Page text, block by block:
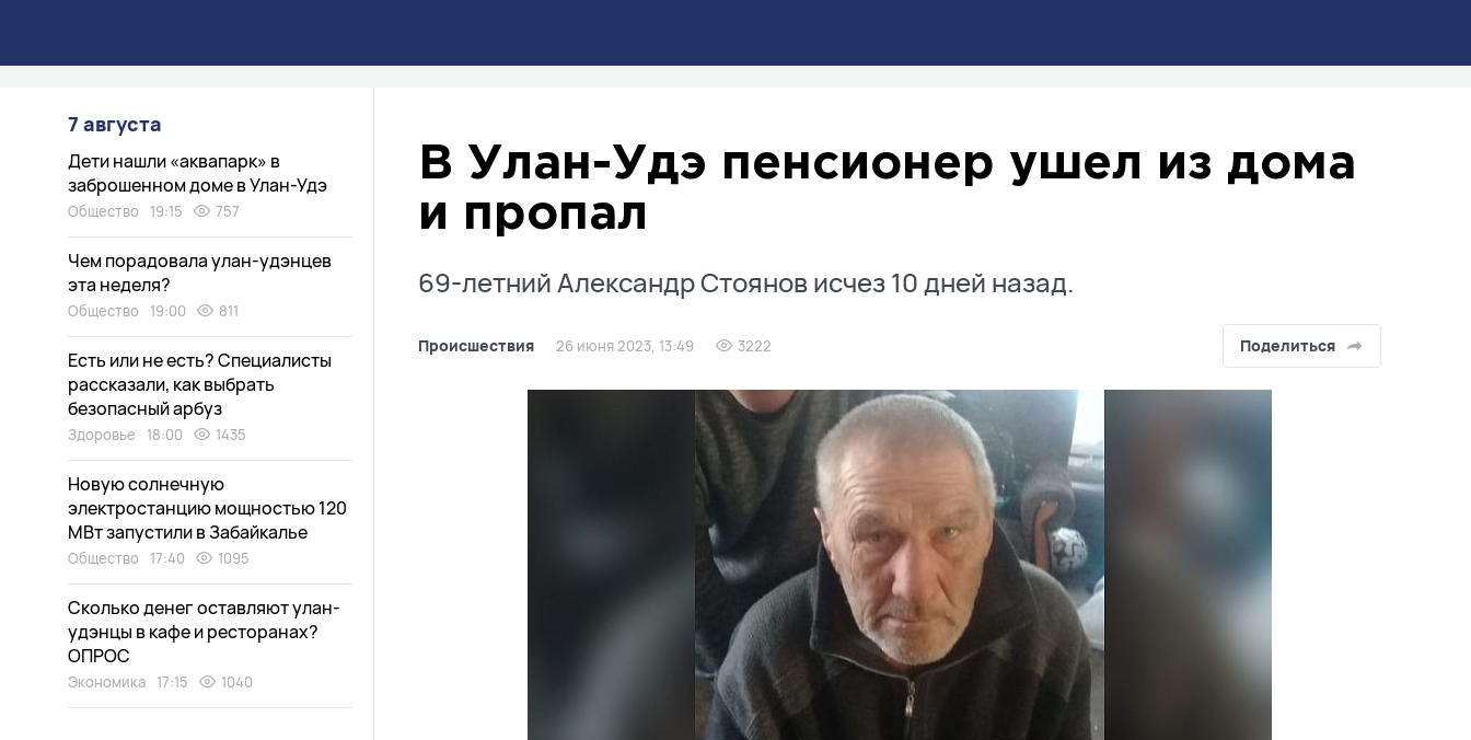
В Улан-Удэ пенсионер ушел из дома
и пропал
69-летний Александр Стоянов исчез 10 дней назад.
Происшествия 26 июня 2023, 13:49 3222 Поделиться
7 августа
Дети нашли «аквапарк» в
заброшенном доме в Улан-Удэ
Общество 19:15 757
Чем порадовала улан-удэнцев
эта неделя?
Общество 19:00 811
Есть или не есть? Специалисты
рассказали, как выбрать
безопасный арбуз
Здоровье 18:00 1435
Новую солнечную
электростанцию мощностью 120
МВт запустили в Забайкалье
Общество 17:40 1095
Сколько денег оставляют улан-
удэнцы в кафе и ресторанах?
ОПРОС
Экономика 17:15 1040